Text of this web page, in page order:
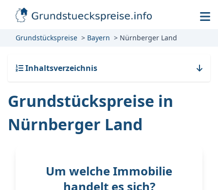
Grundstückspreise Bayern Nürnberger Land
Inhaltsverzeichnis
Grundstückspreise in
Nürnberger Land
Um welche Immobilie
handelt es sich?